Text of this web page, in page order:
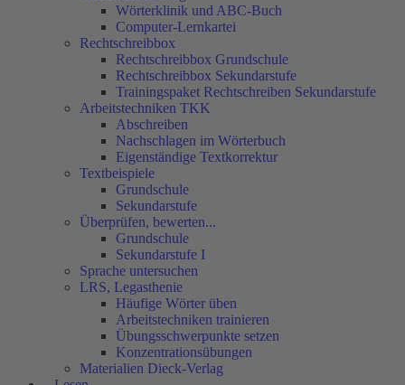
Wörterklinik und ABC-Buch
Computer-Lernkartei
Rechtschreibbox
Rechtschreibbox Grundschule
Rechtschreibbox Sekundarstufe
Trainingspaket Rechtschreiben Sekundarstufe
Arbeitstechniken TKK
Abschreiben
Nachschlagen im Wörterbuch
Eigenständige Textkorrektur
Textbeispiele
Grundschule
Sekundarstufe
Überprüfen, bewerten...
Grundschule
Sekundarstufe I
Sprache untersuchen
LRS, Legasthenie
Häufige Wörter üben
Arbeitstechniken trainieren
Übungsschwerpunkte setzen
Konzentrationsübungen
Materialien Dieck-Verlag